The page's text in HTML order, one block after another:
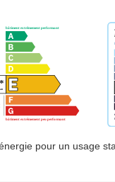
pour un usage